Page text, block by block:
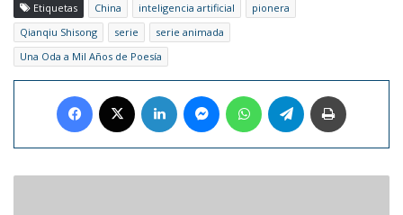
Etiquetas China inteligencia artificial
pionera
Qianqiu Shisong
serie
serie animada
Una Oda a Mil Años de Poesía
Facebook LinkedIn MessengerWhatsAppTelegram